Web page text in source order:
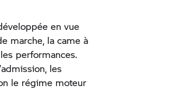
en vue
marche, la came à
performances.
les
le régime moteur